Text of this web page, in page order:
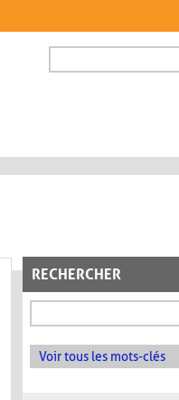
FORMULAIRE DE
RECHERCHER
Voir tous les mots-clés